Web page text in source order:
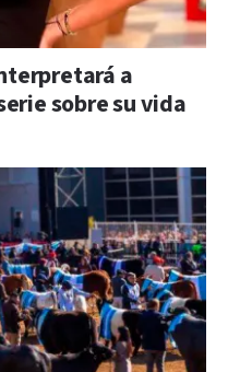
a
sobre su vida